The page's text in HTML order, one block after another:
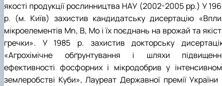
якості продукції рослинництва НАУ (2002-2005 рр.) У
р. (м. Київ) захистив кандидатську дисертацію
мікроелементів Mn, В, Мо і їх поєднань на врожай та
гречки». У 1985 р. захистив докторську
«Агрохімічне обґрунтування і шляхи
ефективності фосфорних і мікродобрив у
землеробстві Куби», Лауреат Державної премії України